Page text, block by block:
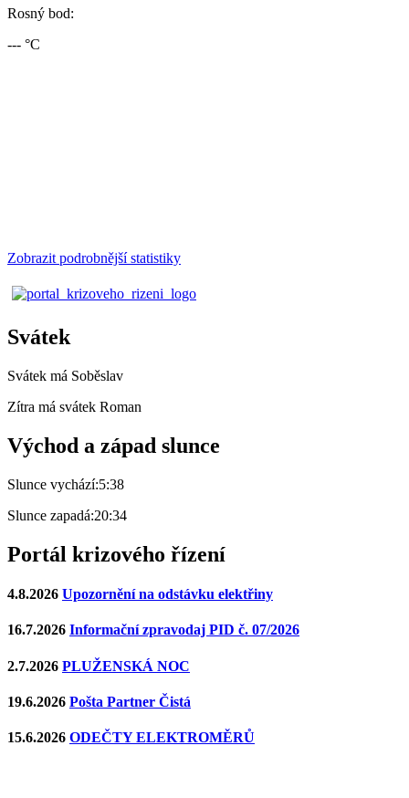
Rosný bod:
--- °C
Zobrazit podrobnější statistiky
Svátek
Svátek má Soběslav
Zítra má svátek Roman
Východ a západ slunce
Slunce vychází:5:38
Slunce zapadá:20:34
Portál krizového řízení
4.8.2026 Upozornění na odstávku elektřiny
16.7.2026 Informační zpravodaj PID č. 07/2026
2.7.2026 PLUŽENSKÁ NOC
19.6.2026 Pošta Partner Čistá
15.6.2026 ODEČTY ELEKTROMĚRŮ